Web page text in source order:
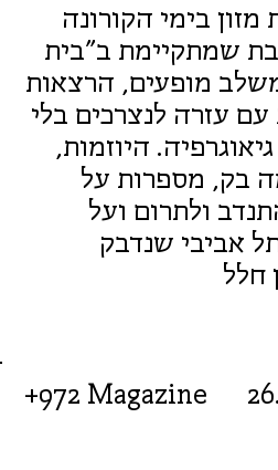
בימי הקורונה
שמתקיימת ב"בית
מופעים, הרצאות
עם עזרה לנצרכים בלי
היוזמות,
בק, מספרות על
ולתרום ועל
אביבי שנדבק
חלל
+972 Magazine